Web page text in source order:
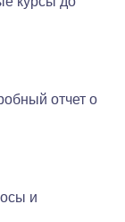
отчет о
и